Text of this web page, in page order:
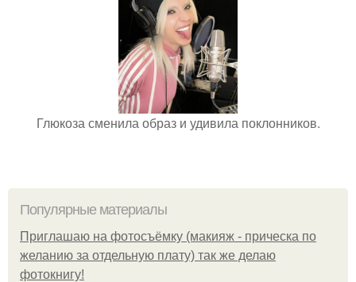
Глюкоза сменила образ и удивила поклонников.
Популярные материалы
Приглашаю на фотосъёмку (макияж - прическа по
желанию за отдельную плату) так же делаю
фотокнигу!